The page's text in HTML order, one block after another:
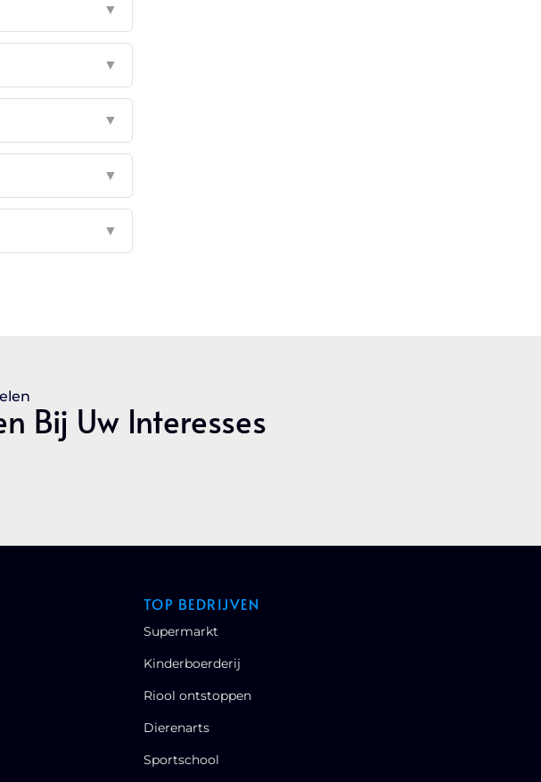
▼
▼
▼
▼
▼
Bij Uw Interesses
TOP BEDRIJVEN
Supermarkt
Kinderboerderij
Riool ontstoppen
Dierenarts
Sportschool